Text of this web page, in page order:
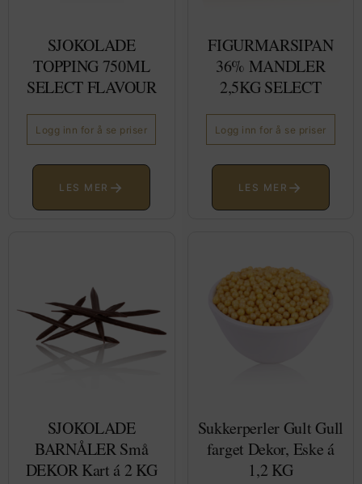
SJOKOLADE
TOPPING 750ML
SELECT FLAVOUR
Logg inn for å se priser
LES MER →
FIGURMARSIPAN
36% MANDLER
2,5KG SELECT
Logg inn for å se priser
LES MER →
SJOKOLADE
BARNÅLER Små
DEKOR Kart á 2 KG
Sukkerperler Gult Gull
farget Dekor, Eske á
1,2 KG